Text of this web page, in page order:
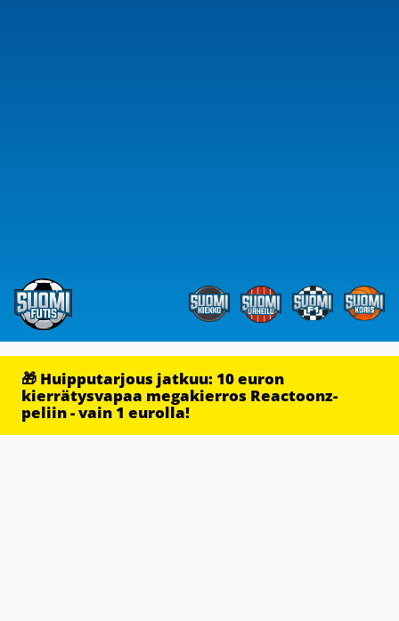
🎁 Huipputarjous jatkuu: 10 euron
kierrätysvapaa megakierros Reactoonz-
peliin - vain 1 eurolla!